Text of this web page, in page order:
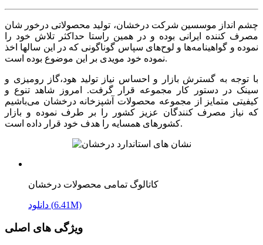
چشم انداز موسسین شرکت درخشان، تولید محصولاتی درخور شان
مصرف کننده ایرانی بوده و در همین راستا حداکثر تلاش خود را
نموده و گواهینامه‌ها و لوح‌های سپاس گوناگونی که در این سالها اخذ
نموده خود مویدی بر این موضوع بوده است.
با توجه به گسترش بازار و احساس نیاز تولید هود،گاز رومیزی و
سینک در دستور کار مجموعه قرار گرفت. امروز شاهد تنوع و
کیفیتی متمایز از مجموعه محصولات آشپزخانه درخشان می‌باشیم
که نیاز مصرف کنندگان عزیز کشور را بر طرف نموده و بازار
کشورهای همسایه را هدف خود قرار داده است.
کاتالوگ تمامی محصولات درخشان
دانلود (6.41M)
ویژگی های اصلی